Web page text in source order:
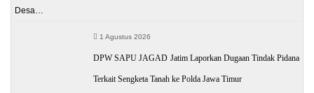
Desa…
1 Agustus 2026
DPW SAPU JAGAD Jatim Laporkan Dugaan Tindak Pidana
Terkait Sengketa Tanah ke Polda Jawa Timur